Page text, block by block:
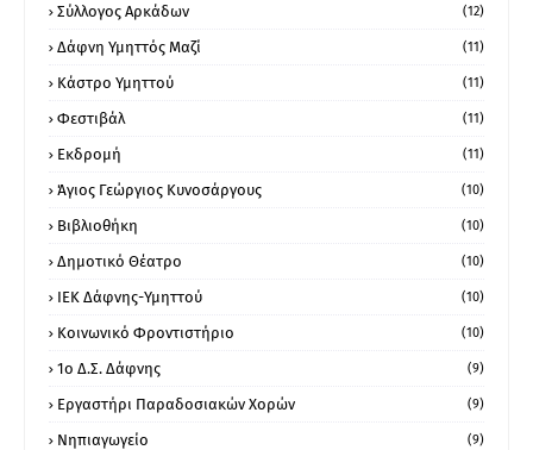
Σύλλογος Αρκάδων (12)
Δάφνη Υμηττός Μαζί (11)
Κάστρο Υμηττού (11)
Φεστιβάλ (11)
Εκδρομή (11)
Άγιος Γεώργιος Κυνοσάργους (10)
Βιβλιοθήκη (10)
Δημοτικό Θέατρο (10)
ΙΕΚ Δάφνης-Υμηττού (10)
Κοινωνικό Φροντιστήριο (10)
1ο Δ.Σ. Δάφνης (9)
Εργαστήρι Παραδοσιακών Χορών (9)
Νηπιαγωγείο (9)